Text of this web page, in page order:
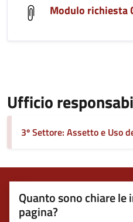
Modulo richiesta
Ufficio
3º Settore: Assetto e Uso
Quanto sono chiare
pagina?